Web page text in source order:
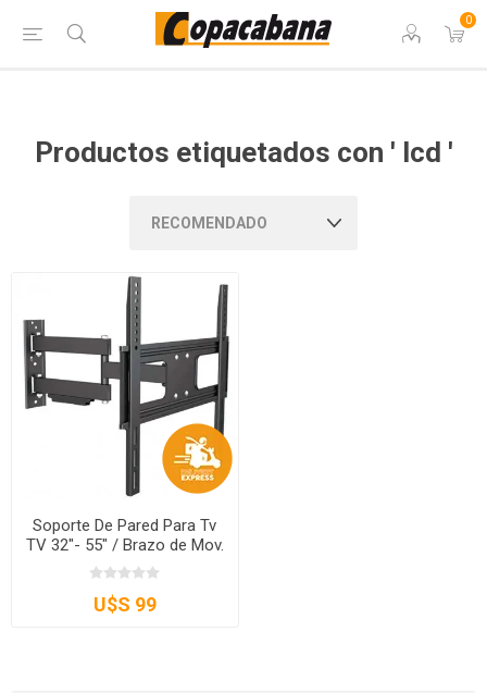
0
Productos etiquetados con ' lcd '
Soporte De Pared Para Tv
TV 32"- 55" / Brazo de Mov.
U$S 99